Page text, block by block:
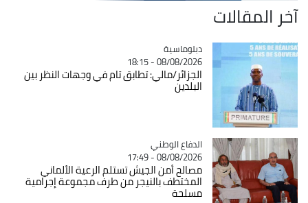
آخر المقالات
Catégorie
دبلوماسية
08/08/2026 - 18:15
الجزائر/مالي: تطابق تام في وجهات النظر بين
البلدين
Catégorie
الدفاع الوطني
08/08/2026 - 17:49
مصالح أمن الجيش تستلم الرعية الألماني
المختطف بالنيجر من طرف مجموعة إجرامية
مسلحة